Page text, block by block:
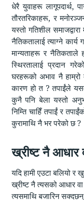
धेरै युवाहरू लागूपदार्थ,
तौरतरिकाहरू, र
यस्तो गतिशील
नैतिकतालाई त्याग्ने
मान्यताहरू र नैतिकताले
स्थिरतालाई प्रदान
घरहरूको अभाव नै
कारण हो त ? तपाईंले
कुनै पनि बेला यस्तो
निम्ति चाहिँ तपाईं र
कुरामाथि नै भर परेको छ ?
ख्रीष्ट नै आधार
यदि हामी एउटा बलियो र
ख्रीष्ट नै त्यसको आधार
त्यसमाथि बजारिन